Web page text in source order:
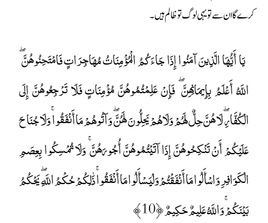
کرے گا ان سے تو یہی لوگ تو ظالم ہیں۔
يَا أَيُّهَا الَّذِينَ آمَنُوا إِذَا جَاءَكُمُ الْمُؤْمِنَاتُ مُهَاجِرَاتٍ فَامْتَحِنُوهُنَّ ۖ
اللَّهُ أَعْلَمُ بِإِيمَانِهِنَّ ۖ فَإِنْ عَلِمْتُمُوهُنَّ مُؤْمِنَاتٍ فَلَا تَرْجِعُوهُنَّ إِلَى
الْكُفَّارِ ۖ لَا هُنَّ حِلٌّ لَهُمْ وَلَا هُمْ يَحِلُّونَ لَهُنَّ ۖ وَآتُوهُمْ مَا أَنْفَقُوا ۚ وَلَا جُنَاحَ
عَلَيْكُمْ أَنْ تَنْكِحُوهُنَّ إِذَا آتَيْتُمُوهُنَّ أُجُورَهُنَّ ۚ وَلَا تُمْسِكُوا بِعِصَمِ
الْكَوَافِرِ وَاسْأَلُوا مَا أَنْفَقْتُمْ وَلْيَسْأَلُوا مَا أَنْفَقُوا ۚ ذَٰلِكُمْ حُكْمُ اللَّهِ ۖ يَحْكُمُ
بَيْنَكُمْ ۚ وَاللَّهُ عَلِيمٌ حَكِيمٌ ﴿10﴾